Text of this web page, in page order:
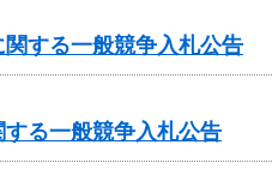
関する一般競争入札公告
する一般競争入札公告